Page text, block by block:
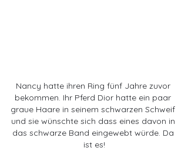
Nancy hatte ihren Ring fünf Jahre zuvor
bekommen. Ihr Pferd Dior hatte ein paar
graue Haare in seinem schwarzen Schweif
und sie wünschte sich dass eines davon in
das schwarze Band eingewebt würde. Da
ist es!